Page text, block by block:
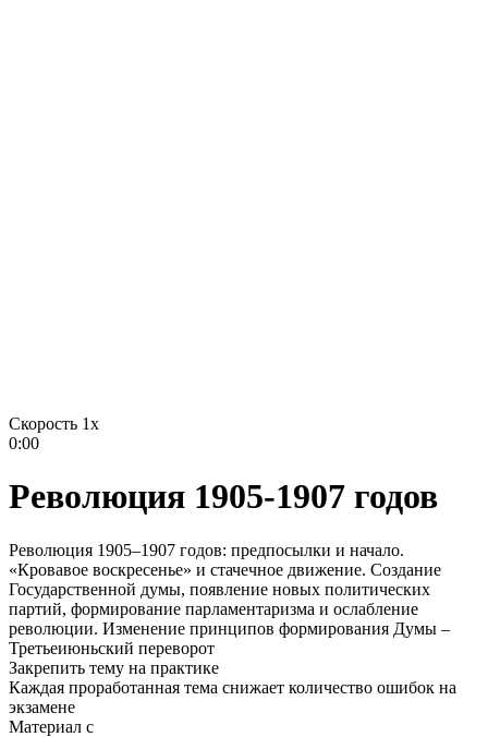
Скорость 1x
0:00
Революция 1905-1907 годов
Революция 1905–1907 годов: предпосылки и начало.
«Кровавое воскресенье» и стачечное движение. Создание
Государственной думы, появление новых политических
партий, формирование парламентаризма и ослабление
революции. Изменение принципов формирования Думы –
Третьеиюньский переворот
Закрепить тему на практике
Каждая проработанная тема снижает количество ошибок на
экзамене
Материал с